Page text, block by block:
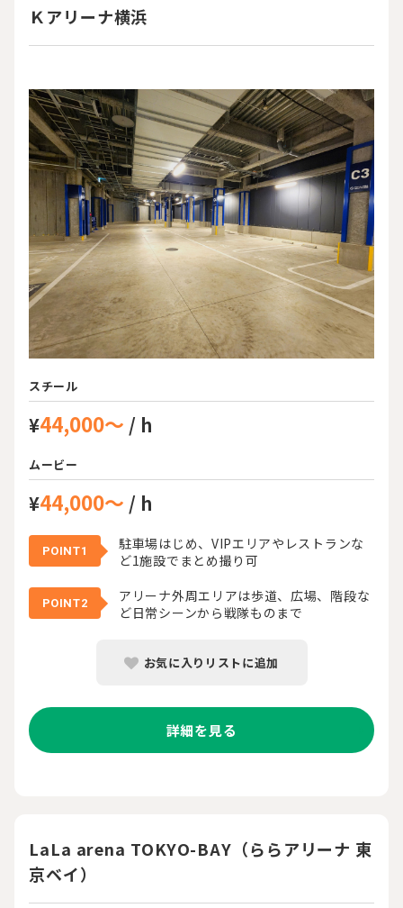
Ｋアリーナ横浜
スチール
¥44,000～ / h
ムービー
¥44,000～ / h
POINT1
駐車場はじめ、VIPエリアやレストランな
ど1施設でまとめ撮り可
POINT2
アリーナ外周エリアは歩道、広場、階段な
ど日常シーンから戦隊ものまで
お気に入りリストに追加
詳細を見る
LaLa arena TOKYO-BAY（ららアリーナ 東
京ベイ）